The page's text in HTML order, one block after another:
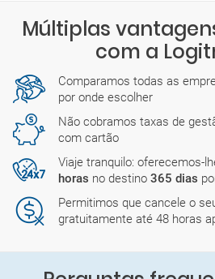
Múltiplas
com a
Comparamos todas as
por onde escolher
Não cobramos taxas de
com cartão
Viaje tranquilo: oferecemos-
horas no destino 365 dias
Permitimos que cancele o
gratuitamente até 48 horas